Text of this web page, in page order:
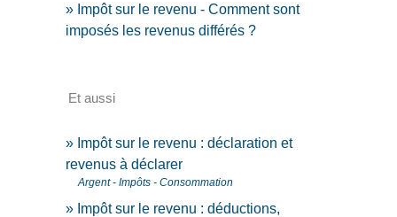
Impôt sur le revenu - Comment sont
imposés les revenus différés ?
Et aussi
Impôt sur le revenu : déclaration et
revenus à déclarer
Argent - Impôts - Consommation
Impôt sur le revenu : déductions,